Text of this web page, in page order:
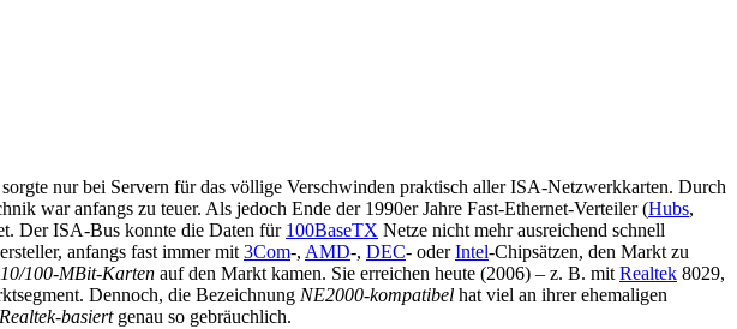
nur bei Servern für das völlige Verschwinden praktisch aller ISA-Netzwerkkarten. Durch
war anfangs zu teuer. Als jedoch Ende der 1990er Jahre Fast-Ethernet-Verteiler (Hubs,
Der ISA-Bus konnte die Daten für 100BaseTX Netze nicht mehr ausreichend schnell
anfangs fast immer mit 3Com-, AMD-, DEC- oderIntel-Chipsätzen, den Markt zu
100-MBit-Karten auf den Markt kamen. Sie erreichen heute (2006) – z. B. mit Realtek 8029,
Dennoch, die Bezeichnung NE2000-kompatibel hat viel an ihrer ehemaligen
Realtek-basiertgenau so gebräuchlich.